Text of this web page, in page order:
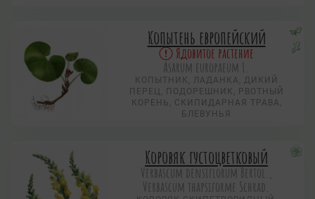
Копытень европейский
Ядовитое растение
Asarum europaeum L.
КОПЫТНИК, ЛАДАНКА, ДИКИЙ
ПЕРЕЦ, ПОДОРЕШНИК, РВОТНЫЙ
КОРЕНЬ, СКИПИДАРНАЯ ТРАВА,
БЛЕВУНЬЯ
Коровяк густоцветковый
Verbascum densiflorum Bertol.,
Verbascum thapsiforme Schrad.